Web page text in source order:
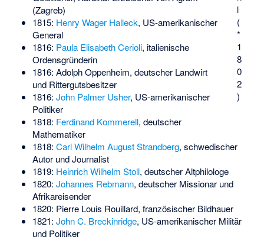
l
(
*
1
8
0
2
)
(Zagreb)
1815: Henry Wager Halleck, US-amerikanischer
General
1816: Paula Elisabeth Cerioli, italienische
Ordensgründerin
1816: Adolph Oppenheim, deutscher Landwirt
und Rittergutsbesitzer
1816: John Palmer Usher, US-amerikanischer
Politiker
1818: Ferdinand Kommerell, deutscher
Mathematiker
1818: Carl Wilhelm August Strandberg, schwedischer
Autor und Journalist
1819: Heinrich Wilhelm Stoll, deutscher Altphilologe
1820: Johannes Rebmann, deutscher Missionar und
Afrikareisender
1820: Pierre Louis Rouillard, französischer Bildhauer
1821: John C. Breckinridge, US-amerikanischer Militär
und Politiker